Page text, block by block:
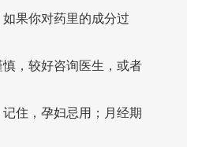
果你对药里的成分过
，较好咨询医生，或者
住，孕妇忌用；月经期